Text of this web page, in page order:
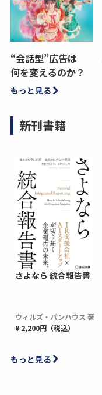
“会話型”広告は
何を変えるのか？
もっと見る
新刊書籍
さよなら 統合報告書
ウィルズ・パンハウス 著
¥ 2,200円（税込）
もっと見る